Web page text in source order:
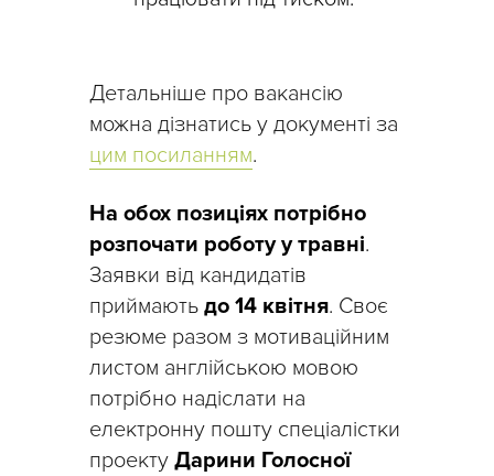
Детальніше про вакансію
можна дізнатись у документі за
цим посиланням.
На обох позиціях потрібно
розпочати роботу у травні.
Заявки від кандидатів
приймають до 14 квітня. Своє
резюме разом з мотиваційним
листом англійською мовою
потрібно надіслати на
електронну пошту спеціалістки
проекту Дарини Голосної